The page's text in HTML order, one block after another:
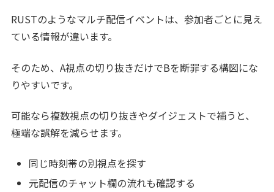
RUSTのようなマルチ配信イベントは、参加者ごとに見え
ている情報が違います。
そのため、A視点の切り抜きだけでBを断罪する構図にな
りやすいです。
可能なら複数視点の切り抜きやダイジェストで補うと、
極端な誤解を減らせます。
同じ時刻帯の別視点を探す
元配信のチャット欄の流れも確認する